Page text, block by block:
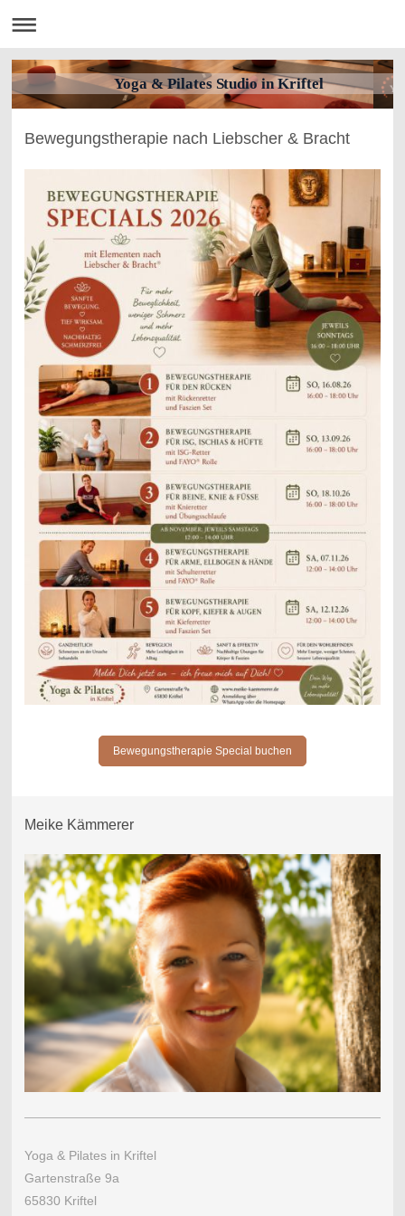
Yoga & Pilates Studio in Kriftel
Bewegungstherapie nach Liebscher & Bracht
Bewegungstherapie Special buchen
Meike Kämmerer
Yoga & Pilates in Kriftel
Gartenstraße 9a
65830 Kriftel